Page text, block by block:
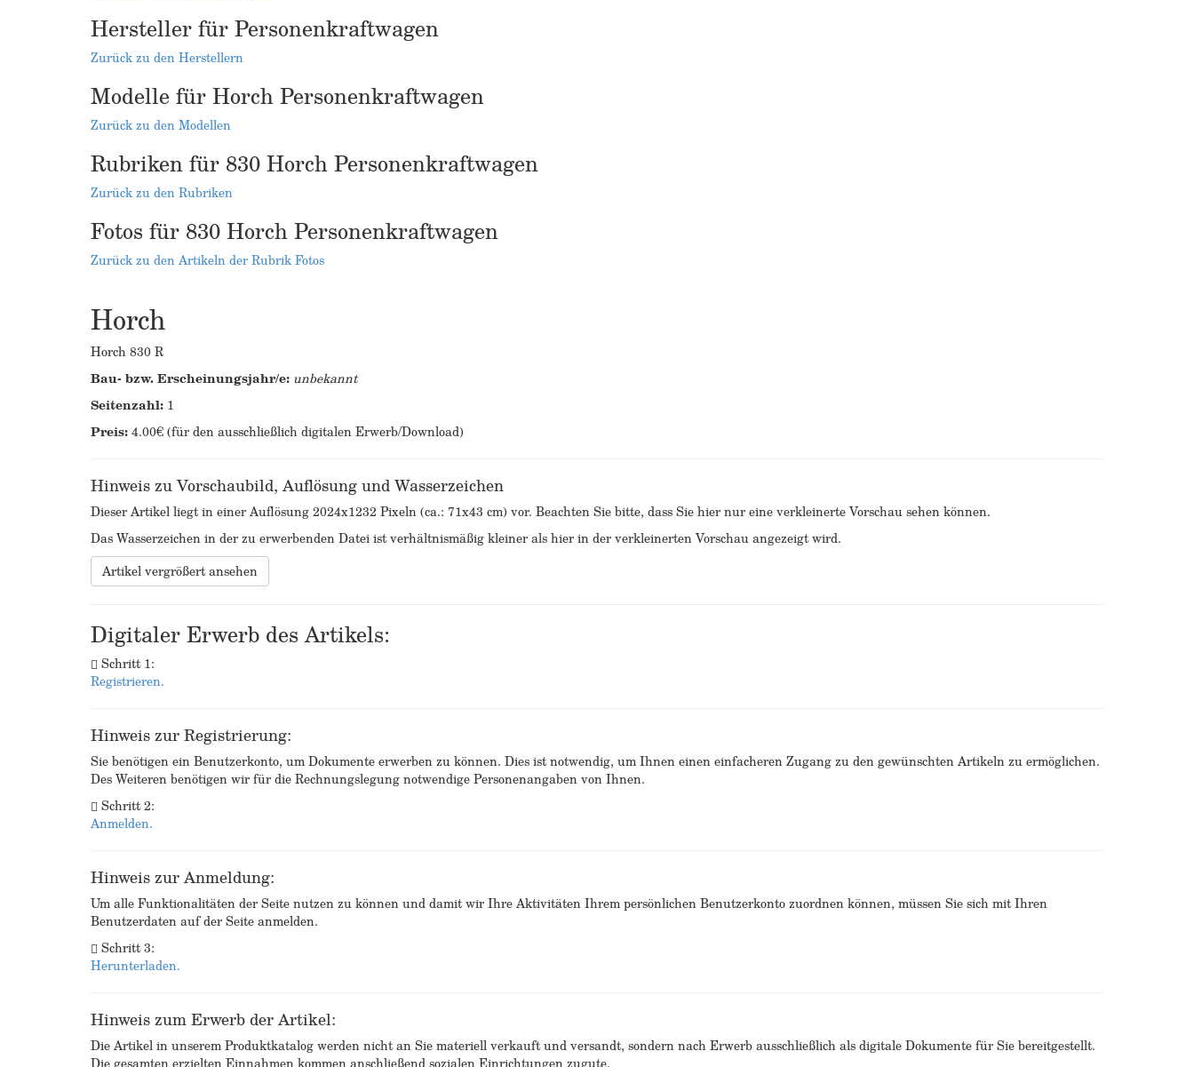
Hersteller für Personenkraftwagen
Zurück zu den Herstellern
Modelle für Horch Personenkraftwagen
Zurück zu den Modellen
Rubriken für 830 Horch Personenkraftwagen
Zurück zu den Rubriken
Fotos für 830 Horch Personenkraftwagen
Zurück zu den Artikeln der Rubrik Fotos
Horch
Horch 830 R
Bau- bzw. Erscheinungsjahr/e: unbekannt
Seitenzahl: 1
Preis:4.00€ (für den ausschließlich digitalen Erwerb/Download)
Hinweis zu Vorschaubild, Auflösung und Wasserzeichen
Dieser Artikel liegt in einer Auflösung 2024x1232 Pixeln (ca.: 71x43 cm) vor. Beachten Sie bitte, dass Sie hier nur eine verkleinerte Vorschau sehen können.
Das Wasserzeichen in der zu erwerbenden Datei ist verhältnismäßig kleiner als hier in der verkleinerten Vorschau angezeigt wird.
Artikel vergrößert ansehen
Digitaler Erwerb des Artikels:
Schritt 1:
Registrieren.
Hinweis zur Registrierung:
Sie benötigen ein Benutzerkonto, um Dokumente erwerben zu können. Dies ist notwendig, um Ihnen einen einfacheren Zugang zu den gewünschten Artikeln zu ermöglichen.
Des Weiteren benötigen wir für die Rechnungslegung notwendige Personenangaben von Ihnen.
Schritt 2:
Anmelden.
Hinweis zur Anmeldung:
Um alle Funktionalitäten der Seite nutzen zu können und damit wir Ihre Aktivitäten Ihrem persönlichen Benutzerkonto zuordnen können, müssen Sie sich mit Ihren
Benutzerdaten auf der Seite anmelden.
Schritt 3:
Herunterladen.
Hinweis zum Erwerb der Artikel:
Die Artikel in unserem Produktkatalog werden nicht an Sie materiell verkauft und versandt, sondern nach Erwerb ausschließlich als digitale Dokumente für Sie bereitgestellt.
Die gesamten erzielten Einnahmen kommen anschließend sozialen Einrichtungen zugute.